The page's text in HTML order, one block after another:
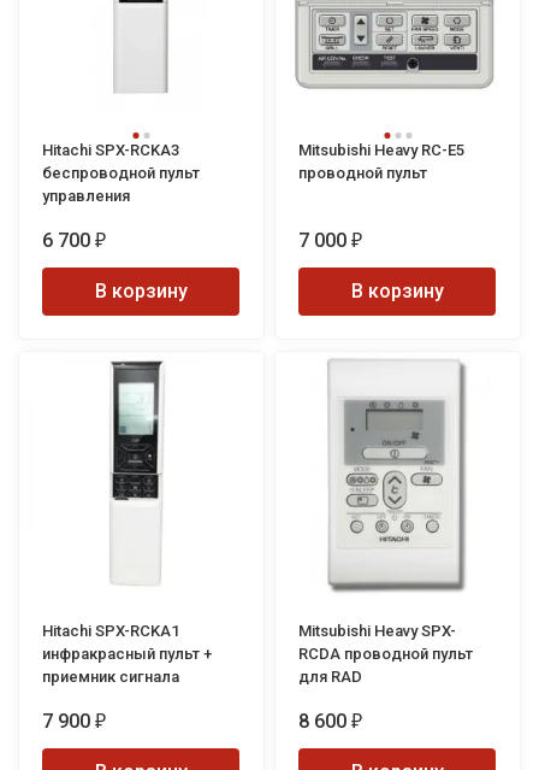
Hitachi SPX-RCKA3
беспроводной пульт
управления
6 700 ₽
В корзину
Mitsubishi Heavy RC-E5
проводной пульт
7 000 ₽
В корзину
Hitachi SPX-RCKA1
инфракрасный пульт +
приемник сигнала
7 900 ₽
Mitsubishi Heavy SPX-
RCDA проводной пульт
для RAD
8 600 ₽